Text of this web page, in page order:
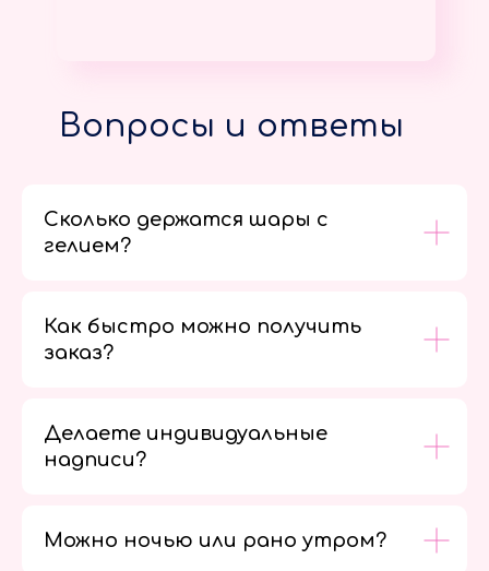
Вопросы и ответы
Сколько держатся шары с
гелием?
Как быстро можно получить
заказ?
Делаете индивидуальные
надписи?
Можно ночью или рано утром?